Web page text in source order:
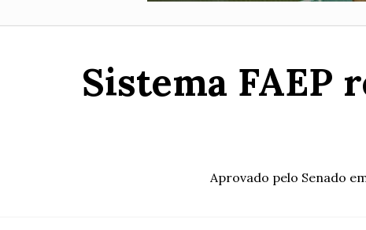
Sistema FAEP
Aprovado pelo Senado